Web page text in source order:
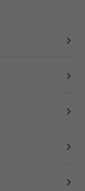
›
›
›
›
›